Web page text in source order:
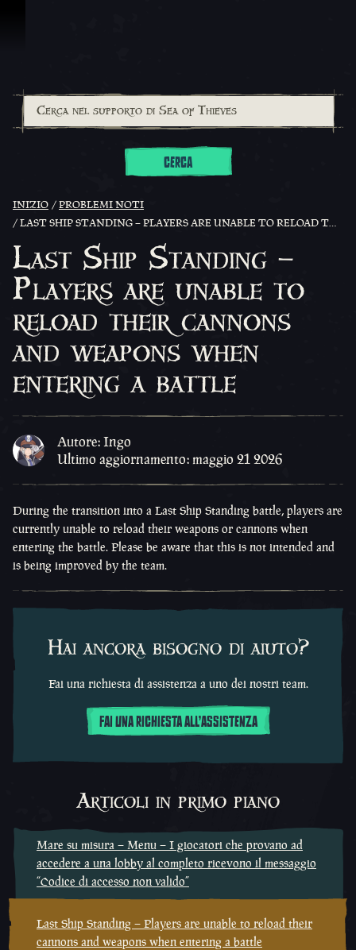
CERCA
INIZIO
PROBLEMI NOTI
LAST SHIP STANDING – PLAYERS ARE UNABLE TO RELOAD THEIR CANNONS AND WEAPONS WHEN ENTERING A BATTLE
Last Ship Standing –
Players are unable to
reload their cannons
and weapons when
entering a battle
Autore: Ingo
Ultimo aggiornamento: maggio 21 2026
During the transition into a Last Ship Standing battle, players are
currently unable to reload their weapons or cannons when
entering the battle. Please be aware that this is not intended and
is being improved by the team.
Hai ancora bisogno di aiuto?
Fai una richiesta di assistenza a uno dei nostri team.
FAI UNA RICHIESTA ALL'ASSISTENZA
Articoli in primo piano
Mare su misura – Menu – I giocatori che provano ad
accedere a una lobby al completo ricevono il messaggio
“Codice di accesso non valido”
Last Ship Standing – Players are unable to reload their
cannons and weapons when entering a battle